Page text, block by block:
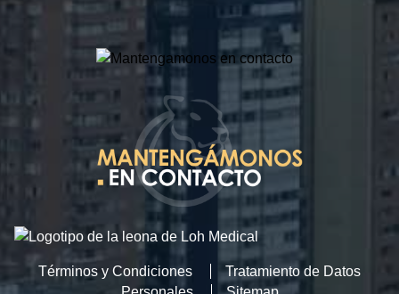
Términos y Condiciones
Tratamiento de Datos